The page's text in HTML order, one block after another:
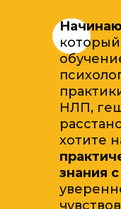
НЛП,
хотите
знания